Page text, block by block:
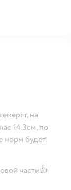
на
14.3см, по
норм будет.
части👍